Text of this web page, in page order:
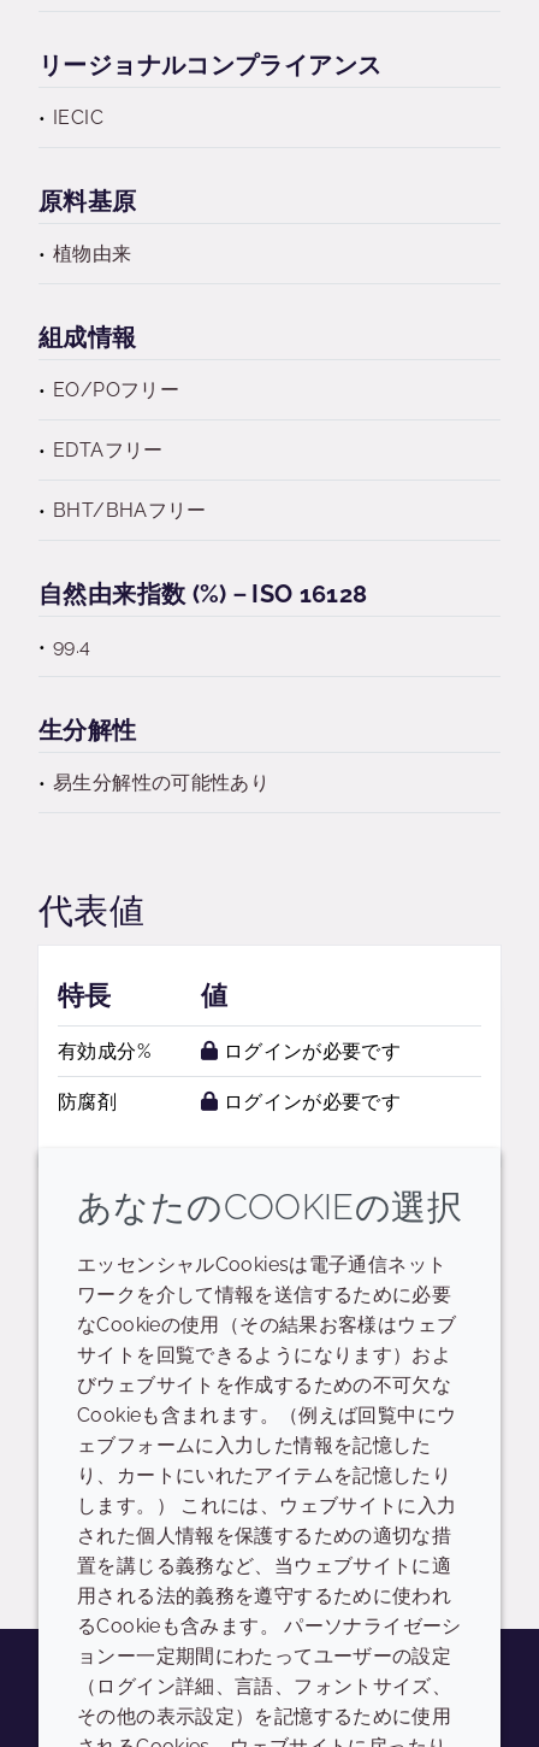
リージョナルコンプライアンス
IECIC
原料基原
植物由来
組成情報
EO/POフリー
EDTAフリー
BHT/BHAフリー
自然由来指数 (%)－ISO 16128
99.4
生分解性
易生分解性の可能性あり
代表値
特長 値
有効成分% ログインが必要です
防腐剤 ログインが必要です
関連するリソース
POS データシート
Crodarom Violet Rice Product Overview Sheets
英語: 259.0 KB READ DESCRIPTIONS
ログイン/登録 ドロップダウンを切り
YoutubeInstagramLinkedInTiktok
あなたのCOOKIEの選択
エッセンシャルCookiesは電子通信ネット
ワークを介して情報を送信するために必要
なCookieの使用（その結果お客様はウェブ
サイトを回覧できるようになります）およ
びウェブサイトを作成するための不可欠な
Cookieも含まれます。（例えば回覧中にウ
ェブフォームに入力した情報を記憶した
り、カートにいれたアイテムを記憶したり
します。） これには、ウェブサイトに入力
された個人情報を保護するための適切な措
置を講じる義務など、当ウェブサイトに適
用される法的義務を遵守するために使われ
るCookieも含みます。 パーソナライゼーシ
ョンー一定期間にわたってユーザーの設定
（ログイン詳細、言語、フォントサイズ、
その他の表示設定）を記憶するために使用